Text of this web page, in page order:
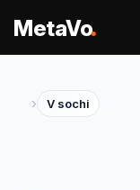
MetaVo.
› V sochi